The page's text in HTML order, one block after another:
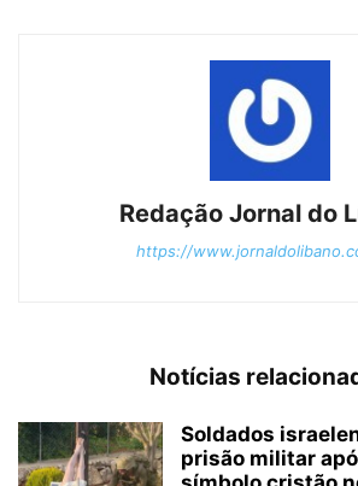
Redação Jornal do
https://
Notícias
Soldados
prisão militar